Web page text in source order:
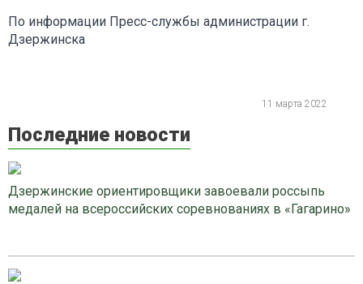
По информации Пресс-службы администрации г.
Дзержинска
11 марта 2022
Последние новости
Дзержинские ориентировщики завоевали россыпь
медалей на всероссийских соревнованиях в «Гагарино»